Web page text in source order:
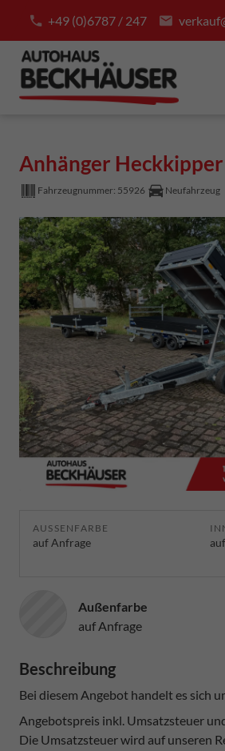
+49 (0)6787 / 247
Anhänger Heckkipper
Fahrzeugnummer: 55926 Neufahrzeug
AUSSENFARBE
auf Anfrage
Außenfarbe
auf Anfrage
Beschreibung
Bei diesem Angebot handelt es sich
Angebotspreis inkl. Umsatzsteuer
Die Umsatzsteuer wird auf unseren